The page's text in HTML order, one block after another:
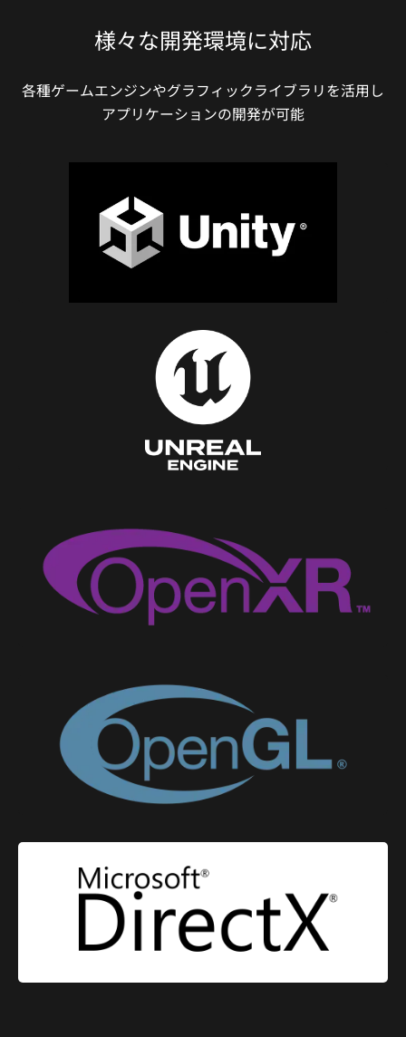
様々な開発環境に対応
各種ゲームエンジンやグラフィックライブラリを活用し
アプリケーションの開発が可能